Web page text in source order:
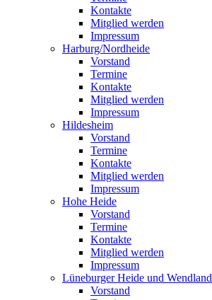
Kontakte
Mitglied werden
Impressum
Harburg/Nordheide
Vorstand
Termine
Kontakte
Mitglied werden
Impressum
Hildesheim
Vorstand
Termine
Kontakte
Mitglied werden
Impressum
Hohe Heide
Vorstand
Termine
Kontakte
Mitglied werden
Impressum
Lüneburger Heide und Wendland
Vorstand